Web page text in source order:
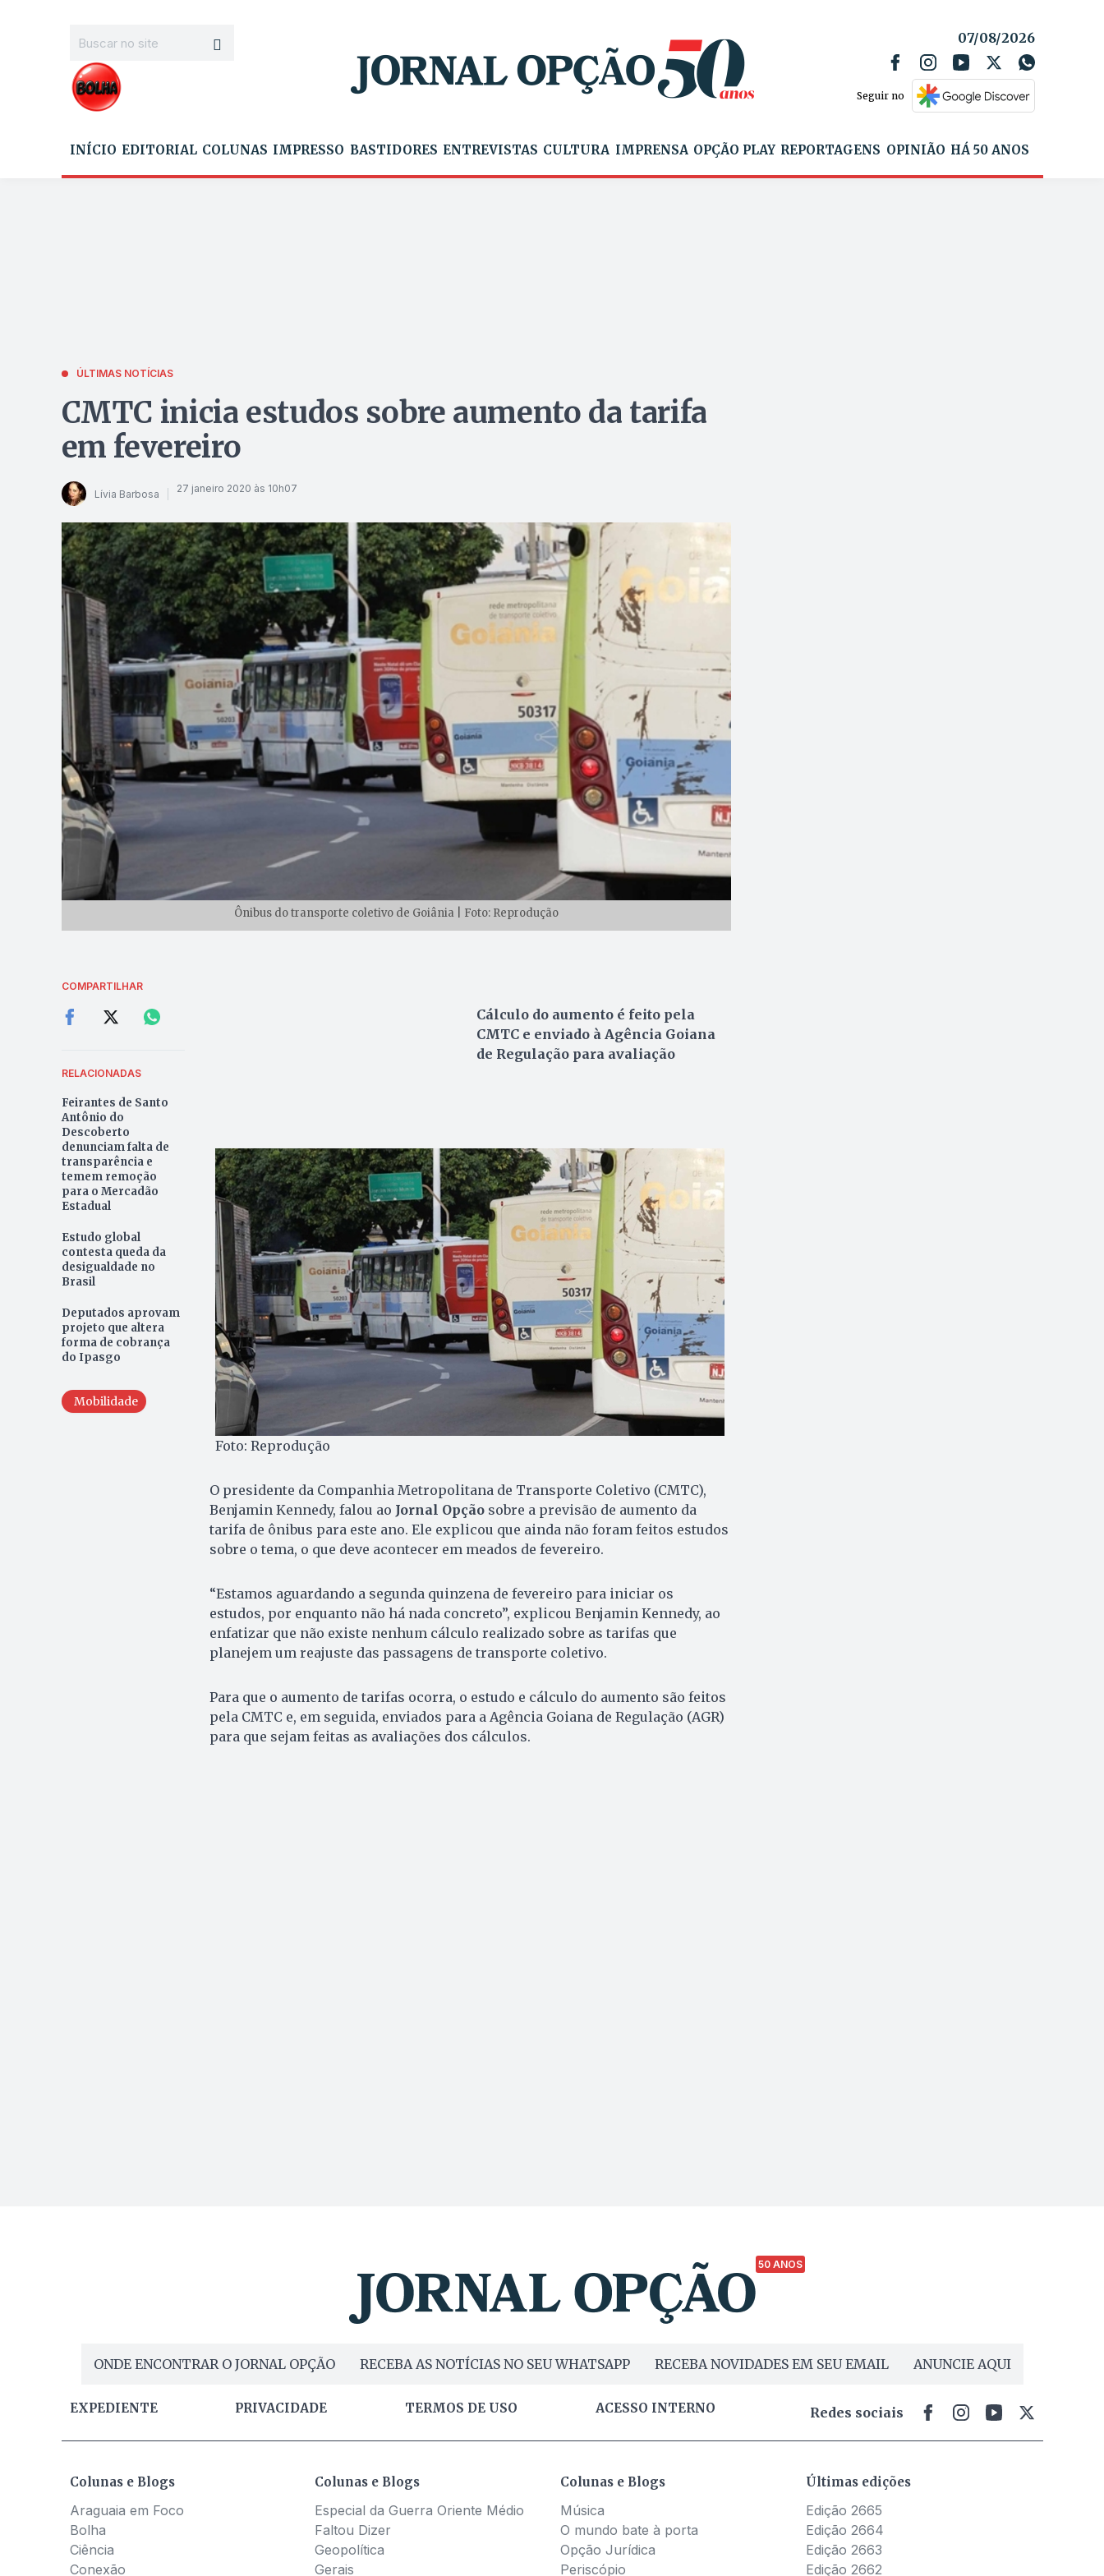
07/08/2026
Seguir no
INÍCIO EDITORIAL COLUNAS IMPRESSO BASTIDORES ENTREVISTAS CULTURA IMPRENSA OPÇÃO PLAY REPORTAGENS OPINIÃO HÁ 50 ANOS
ÚLTIMAS NOTÍCIAS
CMTC inicia estudos sobre aumento da tarifa
em fevereiro
Lívia Barbosa 27 janeiro 2020 às 10h07
Ônibus do transporte coletivo de Goiânia | Foto: Reprodução
COMPARTILHAR
RELACIONADAS
Feirantes de Santo
Antônio do
Descoberto
denunciam falta de
transparência e
temem remoção
para o Mercadão
Estadual
Estudo global
contesta queda da
desigualdade no
Brasil
Deputados aprovam
projeto que altera
forma de cobrança
do Ipasgo
Mobilidade
Cálculo do aumento é feito pela
CMTC e enviado à Agência Goiana
de Regulação para avaliação
Foto: Reprodução
O presidente da Companhia Metropolitana de Transporte Coletivo (CMTC),
Benjamin Kennedy, falou ao Jornal Opçãosobre a previsão de aumento da
tarifa de ônibus para este ano. Ele explicou que ainda não foram feitos estudos
sobre o tema, o que deve acontecer em meados de fevereiro.
“Estamos aguardando a segunda quinzena de fevereiro para iniciar os
estudos, por enquanto não há nada concreto”, explicou Benjamin Kennedy, ao
enfatizar que não existe nenhum cálculo realizado sobre as tarifas que
planejem um reajuste das passagens de transporte coletivo.
Para que o aumento de tarifas ocorra, o estudo e cálculo do aumento são feitos
pela CMTC e, em seguida, enviados para a Agência Goiana de Regulação (AGR)
para que sejam feitas as avaliações dos cálculos.
50 ANOS
ONDE ENCONTRAR O JORNAL OPÇÃO RECEBA AS NOTÍCIAS NO SEU WHATSAPP RECEBA NOVIDADES EM SEU EMAIL ANUNCIE AQUI
EXPEDIENTE PRIVACIDADE TERMOS DE USO ACESSO INTERNO Redes sociais
Colunas e Blogs
Araguaia em Foco
Bolha
Ciência
Conexão
Colunas e Blogs
Especial da Guerra Oriente Médio
Faltou Dizer
Geopolítica
Gerais
Colunas e Blogs
Música
O mundo bate à porta
Opção Jurídica
Periscópio
Últimas edições
Edição 2665
Edição 2664
Edição 2663
Edição 2662